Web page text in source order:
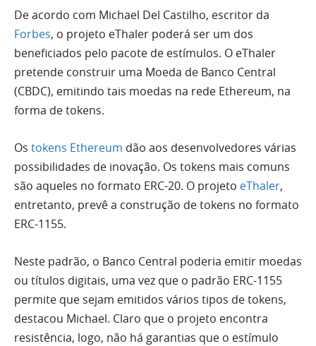
De acordo com Michael Del Castilho, escritor da
Forbes, o projeto eThaler poderá ser um dos
beneficiados pelo pacote de estímulos. O eThaler
pretende construir uma Moeda de Banco Central
(CBDC), emitindo tais moedas na rede Ethereum, na
forma de tokens.
Os tokens Ethereum dão aos desenvolvedores várias
possibilidades de inovação. Os tokens mais comuns
são aqueles no formato ERC-20. O projeto eThaler,
entretanto, prevê a construção de tokens no formato
ERC-1155.
Neste padrão, o Banco Central poderia emitir moedas
ou títulos digitais, uma vez que o padrão ERC-1155
permite que sejam emitidos vários tipos de tokens,
destacou Michael. Claro que o projeto encontra
resistência, logo, não há garantias que o estímulo